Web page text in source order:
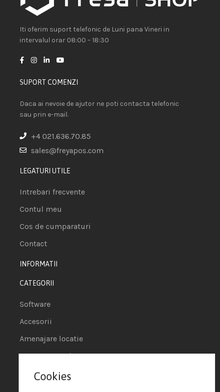
Iti oferim suport telefonic de Luni pana Vineri in
intervalul orar 08:00 – 18:30
SUPORT COMENZI
Daca ai nevoie de ajutor ne poti contacta telefonic
sau prin e-mail.
+4 021.636.70.85
sales@freyapos.com
LEGATURI UTILE
Intrebari frecvente
Contul meu
Cos de cumparaturi
Contact
INFORMATII
CATEGORII
Software
Accesorii
Amenajare locatie
POS - Puncte de vanzare
Termeni si conditii
Cookies